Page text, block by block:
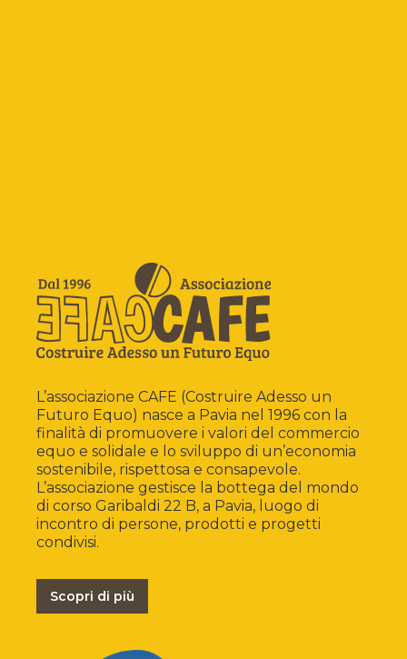
L’associazione CAFE (Costruire Adesso un
Futuro Equo) nasce a Pavia nel 1996 con la
finalità di promuovere i valori del commercio
equo e solidale e lo sviluppo di un’economia
sostenibile, rispettosa e consapevole.
L’associazione gestisce la bottega del mondo
di corso Garibaldi 22 B, a Pavia, luogo di
incontro di persone, prodotti e progetti
condivisi.
Scopri di più